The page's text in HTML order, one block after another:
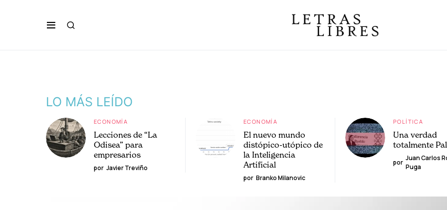
LO MÁS LEÍDO
ECONOMÍA
Lecciones de “La
Odisea” para
empresarios
por Javier Treviño
ECONOMÍA
El nuevo mundo
distópico-utópico de
la Inteligencia
Artificial
por Branko Milanovic
POLÍTICA
Una verdad
totalmente
por
Juan Carlos
Puga